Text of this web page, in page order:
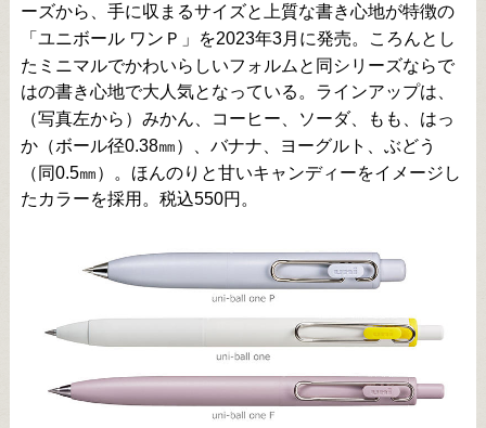
ーズから、手に収まるサイズと上質な書き心地が特徴の
「ユニボール ワン Ｐ」を2023年3月に発売。ころんとし
たミニマルでかわいらしいフォルムと同シリーズならで
はの書き心地で大人気となっている。ラインアップは、
（写真左から）みかん、コーヒー、ソーダ、もも、はっ
か（ボール径0.38㎜）、バナナ、ヨーグルト、ぶどう
（同0.5㎜）。ほんのりと甘いキャンディーをイメージし
たカラーを採用。税込550円。